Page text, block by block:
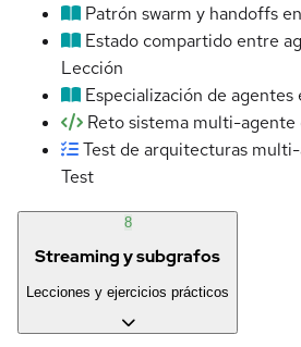
Patrón swarm y handoffs
Estado compartido entre
Lección
Especialización de agentes
Reto sistema multi-agente
Test de arquitecturas
Test
8
Streaming y subgrafos
Lecciones y ejercicios prácticos